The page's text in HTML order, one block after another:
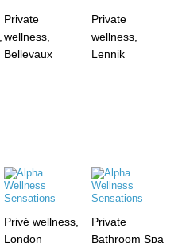
Private
wellness,
Bellevaux
Private
wellness,
Lennik
Privé wellness,
London
Private
Bathroom Spa